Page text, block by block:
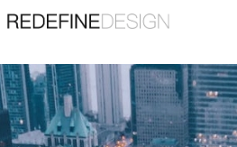
苏州睿梵工业设计有限
Suzhou Ruifan Industrial Design Co., Ltd
服务热线
精品案例